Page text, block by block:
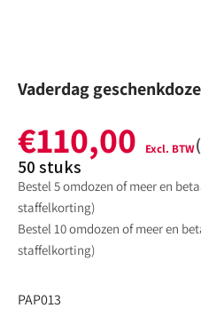
Vaderdag
Normale
prijs
€110,00 (
50stuks
Bestel 5 omdozen of meer en
staffelkorting)
Bestel 10 omdozen of meer en
staffelkorting)
:PAP013